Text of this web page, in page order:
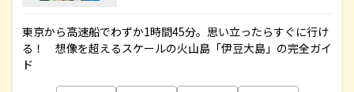
東京から高速船でわずか1時間45分。思い立ったらすぐに行け
る！ 想像を超えるスケールの火山島「伊豆大島」の完全ガイ
ド